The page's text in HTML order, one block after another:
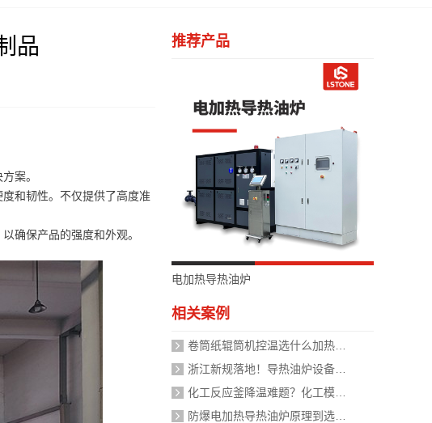
品
案。
和韧性。不仅提供了高度准
确保产品的强度和外观。
推荐产品
电加热导热油炉
相关案例